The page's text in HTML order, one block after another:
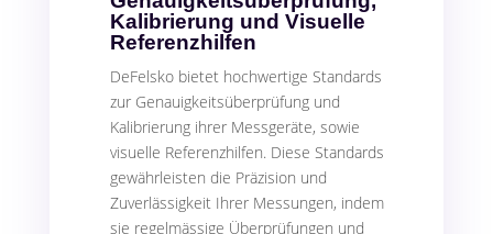
Kalibrierung und Visuelle
Referenzhilfen
DeFelsko bietet hochwertige Standards
zur Genauigkeitsüberprüfung und
Kalibrierung ihrer Messgeräte, sowie
visuelle Referenzhilfen. Diese Standards
gewährleisten die Präzision und
Zuverlässigkeit Ihrer Messungen, indem
sie regelmässige Überprüfungen und